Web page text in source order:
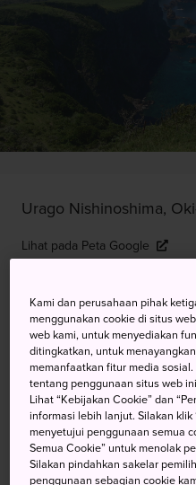
Urago Nishinoshima,
Lihat pada Peta Google
KATA KUNCI PETA
Tebing
Mengesankan
Bentangan
Kami dan perusahaan pihak
menggunakan cookie di situs
web kami, untuk menyediakan
ditingkatkan, untuk
memanfaatkan fitur media
tentang penggunaan situs web
Lihat “Kebijakan Cookie” dan
informasi lebih lanjut. Silakan klik
menyetujui penggunaan semua
Semua Cookie” untuk menolak
Silakan pindahkan sakelar
penggunaan sebagian cookie